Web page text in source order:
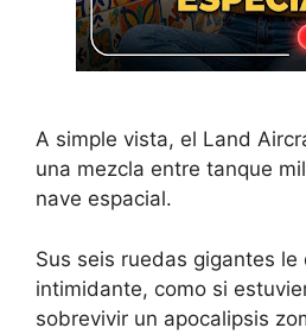
A simple vista, el Land
una mezcla entre tanque
nave espacial.
Sus seis ruedas gigantes le
intimidante, como si
sobrevivir un apocalipsis